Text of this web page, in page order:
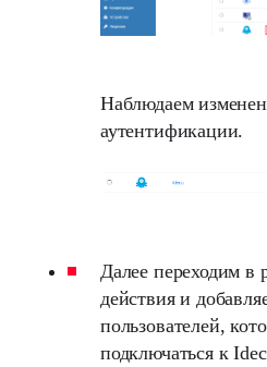
Наблюдаем
аутентификации.
Далее переходим в
действия и
пользователей,
подключаться к